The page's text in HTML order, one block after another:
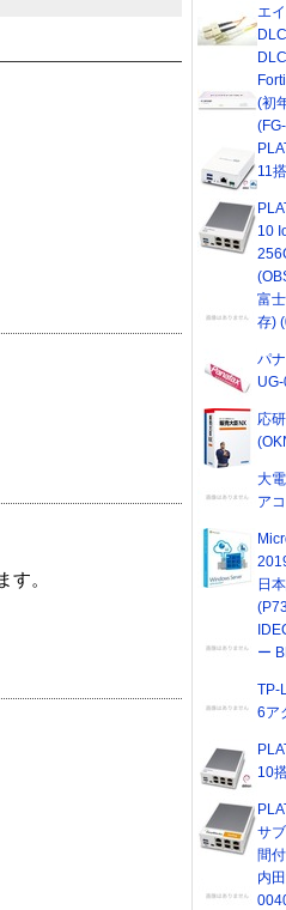
す。
エ
(初
11
10
富
存)
パ
応
大
ア
日
ー
TP-
6ア
10
サ
間
内